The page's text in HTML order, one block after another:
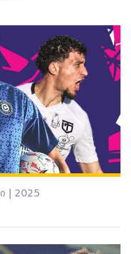
| 2025